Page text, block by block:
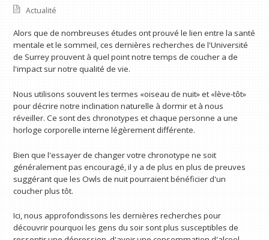
Actualité
Alors que de nombreuses études ont prouvé le lien entre la santé
mentale et le sommeil, ces dernières recherches de l'Université
de Surrey prouvent à quel point notre temps de coucher a de
l'impact sur notre qualité de vie.
Nous utilisons souvent les termes «oiseau de nuit» et «lève-tôt»
pour décrire notre inclination naturelle à dormir et à nous
réveiller. Ce sont des chronotypes et chaque personne a une
horloge corporelle interne légèrement différente.
Bien que l'essayer de changer votre chronotype ne soit
généralement pas encouragé, il y a de plus en plus de preuves
suggérant que les Owls de nuit pourraient bénéficier d'un
coucher plus tôt.
Ici, nous approfondissons les dernières recherches pour
découvrir pourquoi les gens du soir sont plus susceptibles de